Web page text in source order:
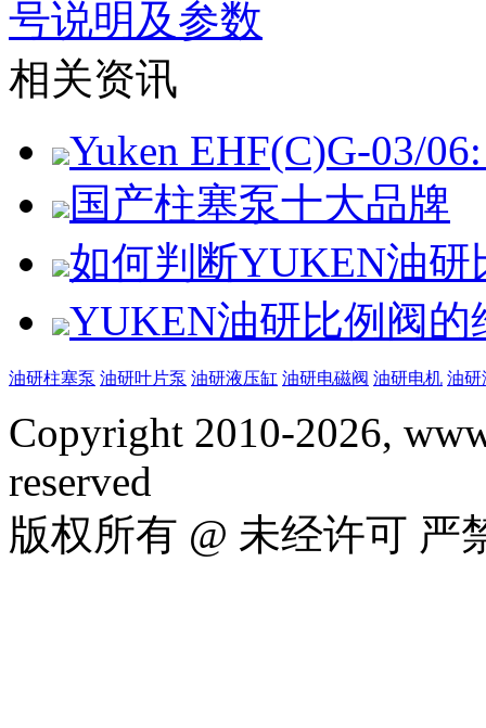
号说明及参数
相关资讯
Yuken EHF(C)G-03/
国产柱塞泵十大品牌
如何判断YUKEN油
YUKEN油研比例阀的
油研柱塞泵 油研叶片泵 油研液压缸 油研电磁阀 油研电机 油研
Copyright 2010-2026,
reserved
版权所有 @ 未经许可 严